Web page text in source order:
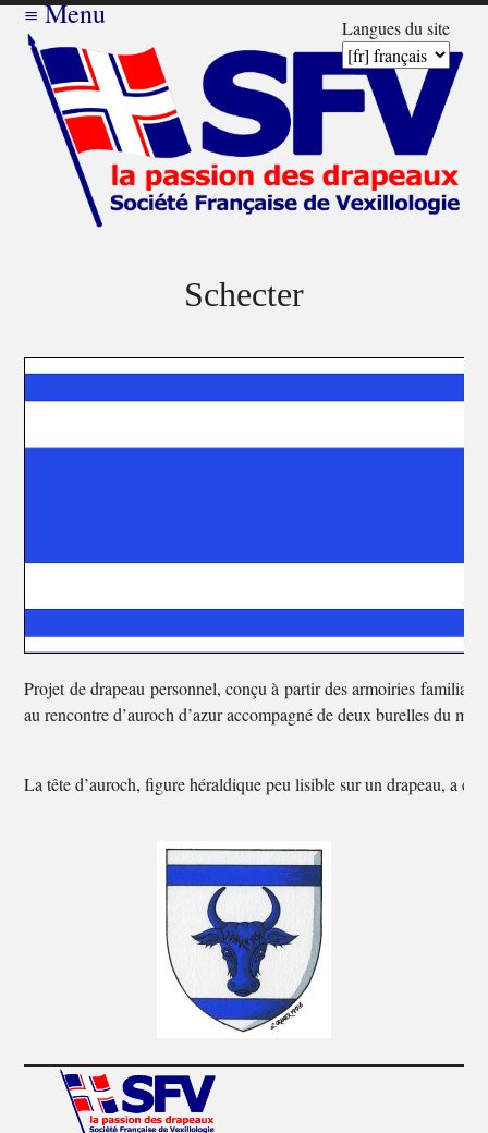
Langues du site
≡Menu
Schecter
Projet de drapeau personnel, conçu à partir des armoiries
au rencontre d’auroch d’azur accompagné de deux burelles du
La tête d’auroch, figure héraldique peu lisible sur un drapeau, a